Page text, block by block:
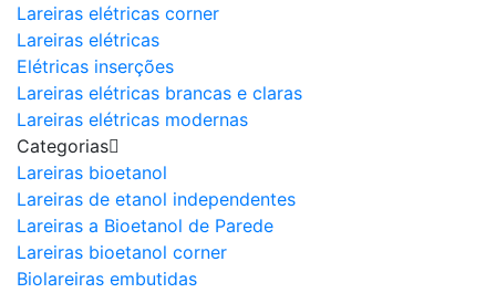
Lareiras elétricas corner
Lareiras elétricas
Elétricas inserções
Lareiras elétricas brancas e claras
Lareiras elétricas modernas
Categorias
Lareiras bioetanol
Lareiras de etanol independentes
Lareiras a Bioetanol de Parede
Lareiras bioetanol corner
Biolareiras embutidas